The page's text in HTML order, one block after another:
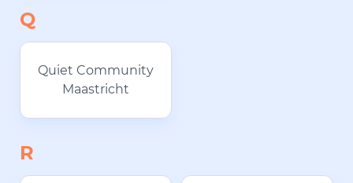
Q
Quiet Community
Maastricht
R